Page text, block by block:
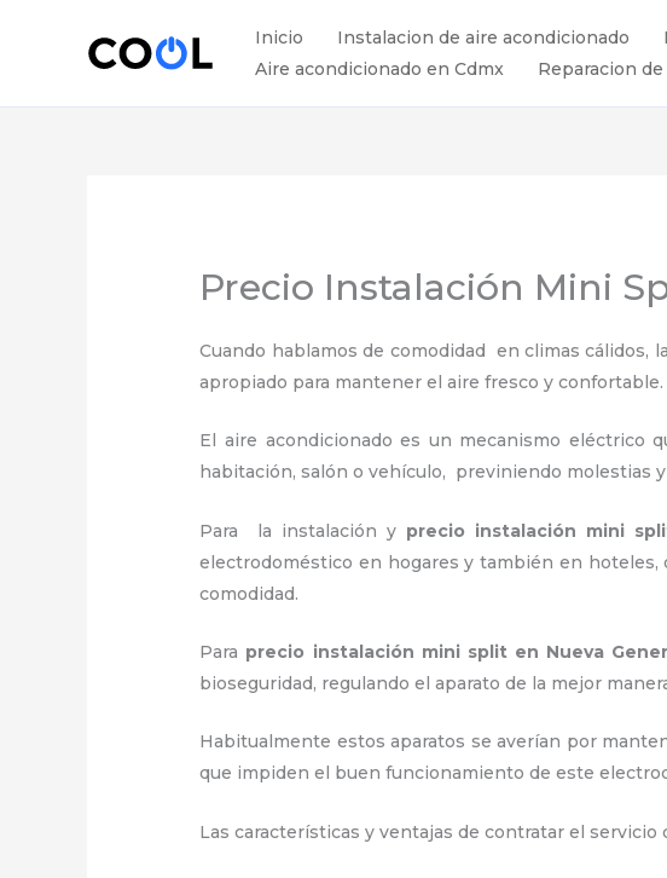
Inicio Instalacion de aire acondicionado
Aire acondicionado en Cdmx
Reparacion
Precio Instalación Mini
Cuando hablamos de comodidad en climas
apropiado para mantener el aire fresco y confortable.
El aire acondicionado es un mecanismo eléctrico
habitación, salón o vehículo, previniendo molestias
Para la instalación y precio instalación mini
electrodoméstico en hogares y también en hoteles,
comodidad.
Para precio instalación mini split en Nueva
bioseguridad, regulando el aparato de la mejor
Habitualmente estos aparatos se averían por
que impiden el buen funcionamiento de este
Las características y ventajas de contratar el servicio